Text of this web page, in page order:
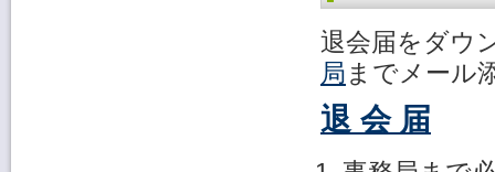
退会届をダウ
局 までメール
退 会 届